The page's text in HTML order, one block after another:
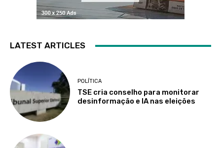
LATEST ARTICLES
POLÍTICA
TSE cria conselho para monitorar
desinformação e IA nas eleições